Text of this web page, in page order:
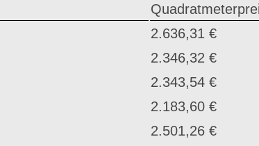
2.636,31 €
2.346,32 €
2.343,54 €
2.183,60 €
2.501,26 €